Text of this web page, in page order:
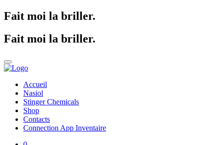
Fait moi la briller.
Fait moi la briller.
Accueil
Nasiol
Stinger Chemicals
Shop
Contacts
Connection App Inventaire